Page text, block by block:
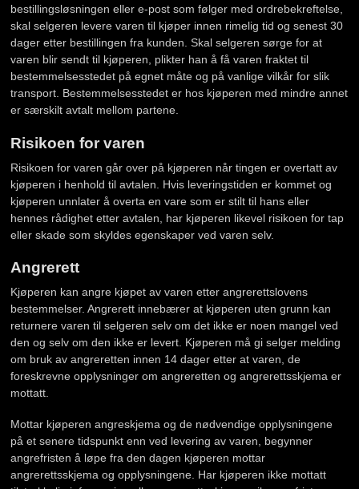
bestillingsløsningen eller e-post som følger med ordrebekreftelse,
skal selgeren levere varen til kjøper innen rimelig tid og senest 30
dager etter bestillingen fra kunden. Skal selgeren sørge for at
varen blir sendt til kjøperen, plikter han å få varen fraktet til
bestemmelsesstedet på egnet måte og på vanlige vilkår for slik
transport. Bestemmelsesstedet er hos kjøperen med mindre annet
er særskilt avtalt mellom partene.
Risikoen for varen
Risikoen for varen går over på kjøperen når tingen er overtatt av
kjøperen i henhold til avtalen. Hvis leveringstiden er kommet og
kjøperen unnlater å overta en vare som er stilt til hans eller
hennes rådighet etter avtalen, har kjøperen likevel risikoen for tap
eller skade som skyldes egenskaper ved varen selv.
Angrerett
Kjøperen kan angre kjøpet av varen etter angrerettslovens
bestemmelser. Angrerett innebærer at kjøperen uten grunn kan
returnere varen til selgeren selv om det ikke er noen mangel ved
den og selv om den ikke er levert. Kjøperen må gi selger melding
om bruk av angreretten innen 14 dager etter at varen, de
foreskrevne opplysninger om angreretten og angrerettsskjema er
mottatt.
Mottar kjøperen angreskjema og de nødvendige opplysningene
på et senere tidspunkt enn ved levering av varen, begynner
angrefristen å løpe fra den dagen kjøperen mottar
angrerettsskjema og opplysningene. Har kjøperen ikke mottatt